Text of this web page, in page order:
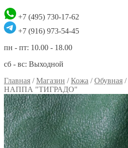
+7 (495) 730-17-62
+7 (916) 973-54-45
пн - пт: 10.00 - 18.00
сб - вс: Выходной
Главная /Магазин /Кожа /Обувная /
НАППА "ТИГРАДО"